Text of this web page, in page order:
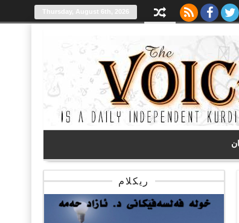
Thursday, August 6th, 2026
ریکلام